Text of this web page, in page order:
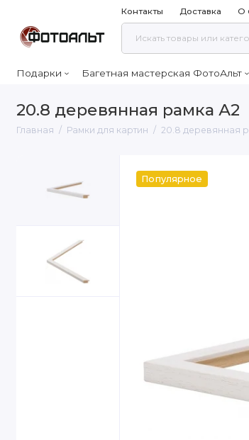
Контакты Доставка О
Подарки Багетная мастерская ФотоАльт
20.8 деревянная рамка А2
Главная Рамки для картин 20.8 деревянная
Популярное